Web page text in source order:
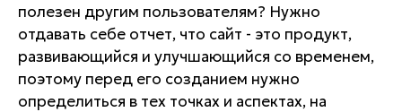
полезен другим пользователям? Нужно
отдавать себе отчет, что сайт - это продукт,
развивающийся и улучшающийся со временем,
поэтому перед его созданием нужно
определиться в тех точках и аспектах, на